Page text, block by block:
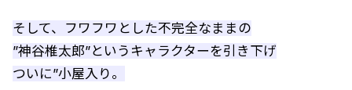
そして、フワフワとした不完全なままの
”神谷椎太郎”というキャラクターを引き下げ
ついに”小屋入り。